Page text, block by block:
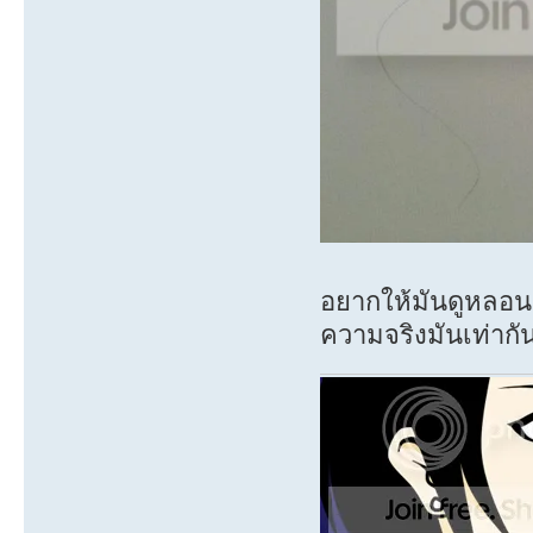
อยากให้มันดูหลอ
ความจริงมันเท่ากั